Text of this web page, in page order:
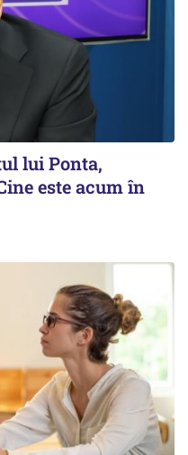
lui Ponta,
este acum în